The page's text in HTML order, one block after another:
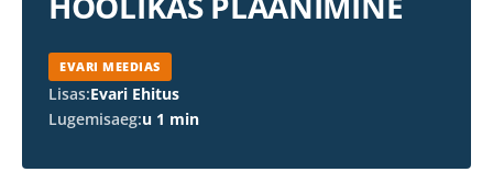
EVARI MEEDIAS
Lisas:Evari Ehitus
Lugemisaeg:u 1 min